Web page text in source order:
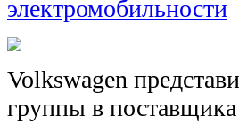
электромобильности
Volkswagen
группы в